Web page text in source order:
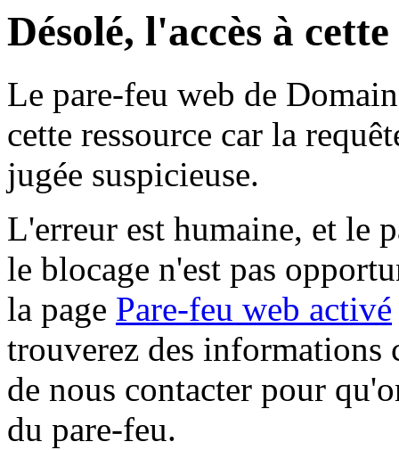
Désolé, l'accès à
Le pare-feu web de
cette ressource car la
jugée suspicieuse.
L'erreur est humaine, et le
le blocage n'est pas
la page Pare-feu web activé
trouverez des informations
de nous contacter pour
du pare-feu.